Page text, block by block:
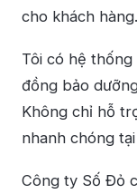
cho khách hàng.
Tôi có hệ
đồng bảo
Không chỉ hỗ
nhanh chóng
Công ty Số Đỏ